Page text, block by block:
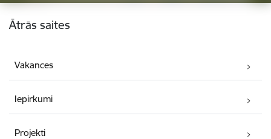
Kājene
Ātrās saites
Vakances
Iepirkumi
Projekti